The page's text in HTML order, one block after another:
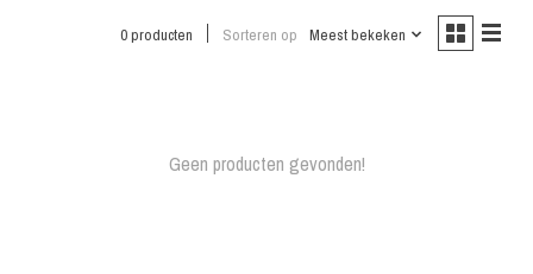
0 producten Sorteren op Meest bekeken
Geen producten gevonden!